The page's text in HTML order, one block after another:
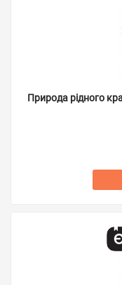
Природа рідного